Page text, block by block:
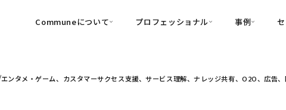
Communeについて
可視化
育成
プロフェッショナル
・Customer-Led Growth
事例
導入事
エンタメ・ゲーム、カスタマーサクセス支援、サービス理解、ナレッジ共有、O2O、広告